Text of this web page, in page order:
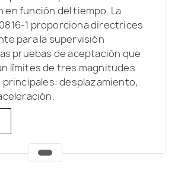
función del tiempo. La
1 proporciona directrices
para la supervisión
pruebas de aceptación que
límites de tres magnitudes
principales: desplazamiento,